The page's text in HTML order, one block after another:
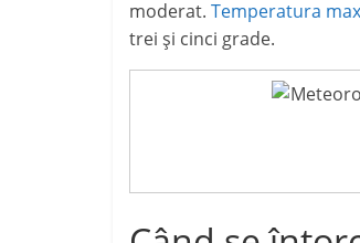
moderat. Temperatura
trei și cinci grade.